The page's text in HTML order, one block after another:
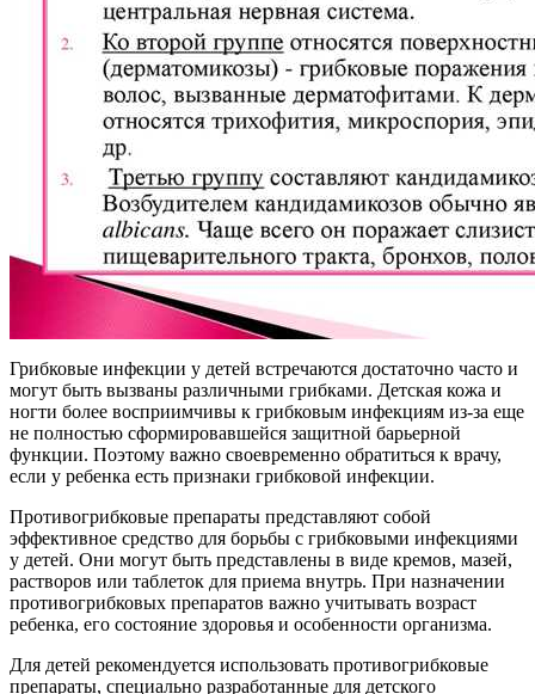
Грибковые инфекции у детей встречаются достаточно часто и
могут быть вызваны различными грибками. Детская кожа и
ногти более восприимчивы к грибковым инфекциям из-за еще
не полностью сформировавшейся защитной барьерной
функции. Поэтому важно своевременно обратиться к врачу,
если у ребенка есть признаки грибковой инфекции.
Противогрибковые препараты представляют собой
эффективное средство для борьбы с грибковыми инфекциями
у детей. Они могут быть представлены в виде кремов, мазей,
растворов или таблеток для приема внутрь. При назначении
противогрибковых препаратов важно учитывать возраст
ребенка, его состояние здоровья и особенности организма.
Для детей рекомендуется использовать противогрибковые
препараты, специально разработанные для детского